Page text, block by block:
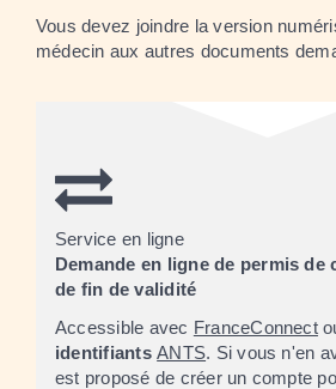
Vous devez joindre la version
médecin aux autres documents
Service en ligne
Demande en ligne de permis de
de fin de validité
Accessible avec FranceConnect
identifiantsANTS. Si vous n'en
est proposé de créer un compte